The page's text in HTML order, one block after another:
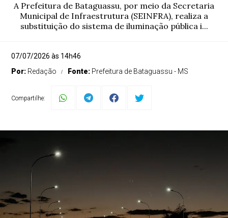
A Prefeitura de Bataguassu, por meio da Secretaria
Municipal de Infraestrutura (SEINFRA), realiza a
substituição do sistema de iluminação pública i...
07/07/2026 às 14h46
Por: Redação Fonte: Prefeitura de Bataguassu - MS
Compartilhe: